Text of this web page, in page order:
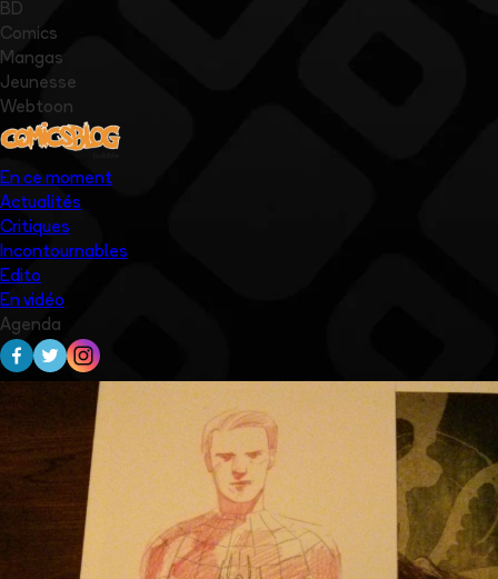
BD
Comics
Mangas
Jeunesse
Webtoon
En ce moment
Actualités
Critiques
Incontournables
Edito
En vidéo
Agenda